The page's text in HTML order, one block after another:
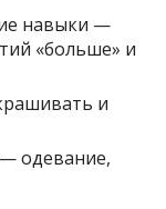
навыки —
«больше» и
и
одевание,